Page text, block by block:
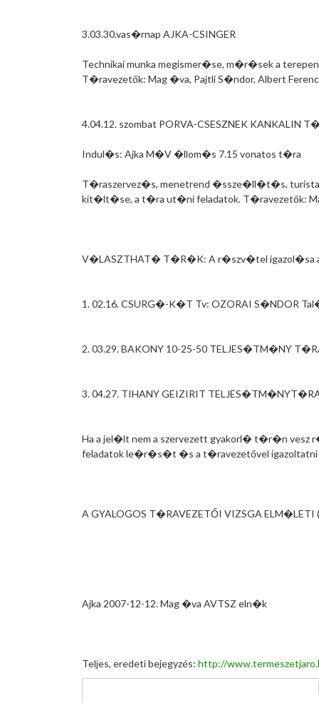
3.03.30.vas�rnap AJKA-CSINGER
Technikai munka megismer�se, m�r�sek a
T�ravezetők: Mag �va, Pajtli S�ndor, Albert Ferenc
4.04.12. szombat PORVA-CSESZNEK KANKALIN
Indul�s: Ajka M�V �llom�s 7.15 vonatos t�ra
T�raszervez�s, menetrend �ssze�ll�t�s,
kit�lt�se, a t�ra ut�ni feladatok. T�ravezetők:
V�LASZTHAT� T�R�K: A r�szv�tel igazol�sa
1. 02.16. CSURG�-K�T Tv: OZORAI S�NDOR
2. 03.29. BAKONY 10-25-50 TELJES�TM�NY
3. 04.27. TIHANY GEIZIRIT
Ha a jel�lt nem a szervezett gyakorl� t�r�n vesz
feladatok le�r�s�t �s a t�ravezetővel igazoltatni
A GYALOGOS T�RAVEZETŐI VIZSGA
Ajka 2007-12-12. Mag �va AVTSZ eln�k
Teljes, eredeti bejegyzés: http://